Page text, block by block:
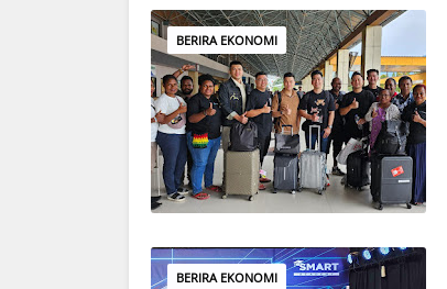
BERIRA EKONOMI
BERIRA EKONOMI